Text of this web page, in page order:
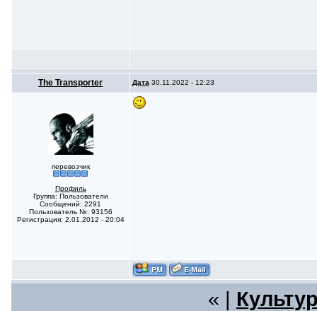
The Transporter Дата 30.11.2022 - 12:23
перевозчик
Профиль
Группа: Пользователи
Сообщений: 2291
Пользователь №: 93156
Регистрация: 2.01.2012 - 20:04
« |